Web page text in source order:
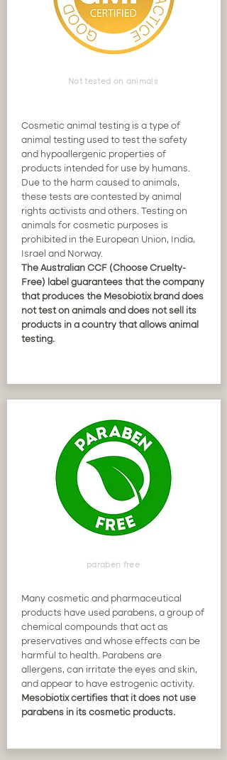
Not tested on animals
Cosmetic animal testing is a type of
animal testing used to test the safety
and hypoallergenic properties of
products intended for use by humans.
Due to the harm caused to animals,
these tests are contested by animal
rights activists and others. Testing on
animals for cosmetic purposes is
prohibited in the European Union, India,
Israel and Norway.
The Australian CCF (Choose Cruelty-
Free) label guarantees that the company
that produces the Mesobiotix brand does
not test on animals and does not sell its
products in a country that allows animal
testing.
paraben free
Many cosmetic and pharmaceutical
products have used parabens, a group of
chemical compounds that act as
preservatives and whose effects can be
harmful to health. Parabens are
allergens, can irritate the eyes and skin,
and appear to have estrogenic activity.
Mesobiotix certifies that it does not use
parabens in its cosmetic products.